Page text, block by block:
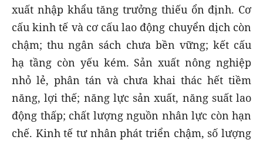
xuất nhập khẩu tăng trưởng thiếu ổn định. Cơ
cấu kinh tế và cơ cấu lao động chuyển dịch còn
chậm; thu ngân sách chưa bền vững; kết cấu
hạ tầng còn yếu kém. Sản xuất nông nghiệp
nhỏ lẻ, phân tán và chưa khai thác hết tiềm
năng, lợi thế; năng lực sản xuất, năng suất lao
động thấp; chất lượng nguồn nhân lực còn hạn
chế. Kinh tế tư nhân phát triển chậm, số lượng